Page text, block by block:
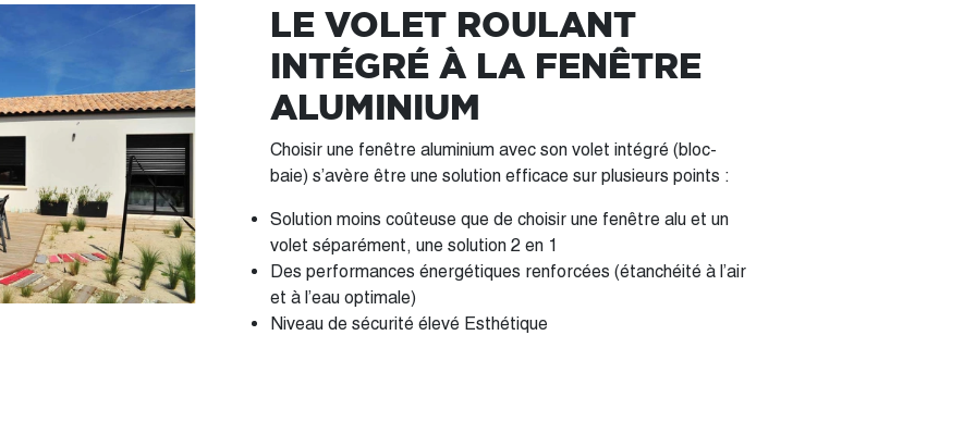
LE VOLET ROULANT
INTÉGRÉ À LA FENÊTRE
ALUMINIUM
Choisir une fenêtre aluminium avec son volet intégré (bloc-
baie) s’avère être une solution efficace sur plusieurs points :
Solution moins coûteuse que de choisir une fenêtre alu et un
volet séparément, une solution 2 en 1
Des performances énergétiques renforcées (étanchéité à l’air
et à l’eau optimale)
Niveau de sécurité élevé Esthétique